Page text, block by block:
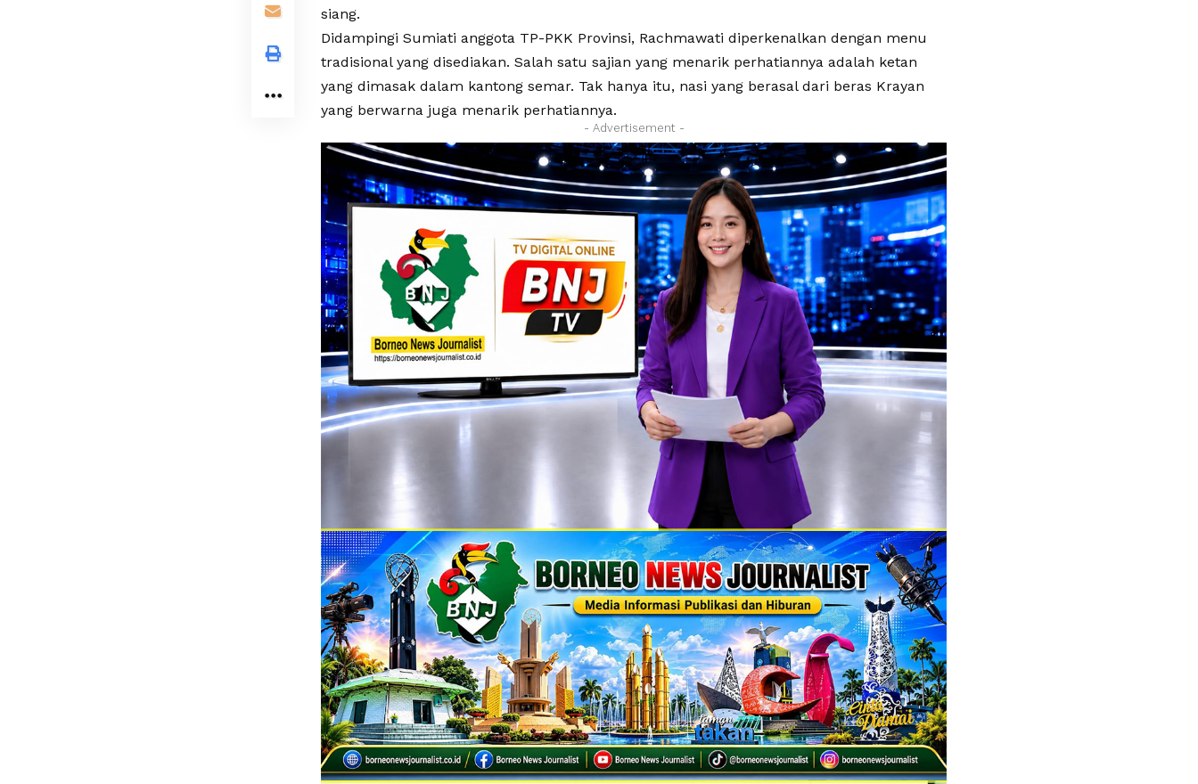
siang.
Didampingi Sumiati anggota TP-PKK Provinsi, Rachmawati diperkenalkan dengan menu
tradisional yang disediakan. Salah satu sajian yang menarik perhatiannya adalah ketan
yang dimasak dalam kantong semar. Tak hanya itu, nasi yang berasal dari beras Krayan
yang berwarna juga menarik perhatiannya.
- Advertisement -